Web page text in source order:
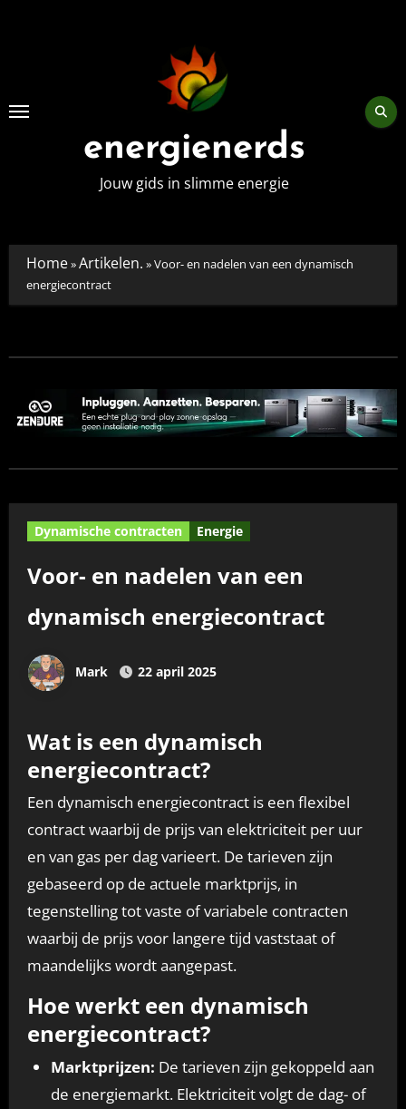
energienerds
Jouw gids in slimme energie
Home»Artikelen. »Voor- en nadelen van een dynamisch
energiecontract
Dynamische contracten Energie
Voor- en nadelen van een
dynamisch energiecontract
Mark 22 april 2025
Wat is een dynamisch
energiecontract?
Een dynamisch energiecontract is een flexibel
contract waarbij de prijs van elektriciteit per uur
en van gas per dag varieert. De tarieven zijn
gebaseerd op de actuele marktprijs, in
tegenstelling tot vaste of variabele contracten
waarbij de prijs voor langere tijd vaststaat of
maandelijks wordt aangepast.
Hoe werkt een dynamisch
energiecontract?
Marktprijzen: De tarieven zijn gekoppeld aan
de energiemarkt. Elektriciteit volgt de dag- of